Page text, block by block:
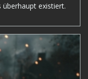
überhaupt existiert.